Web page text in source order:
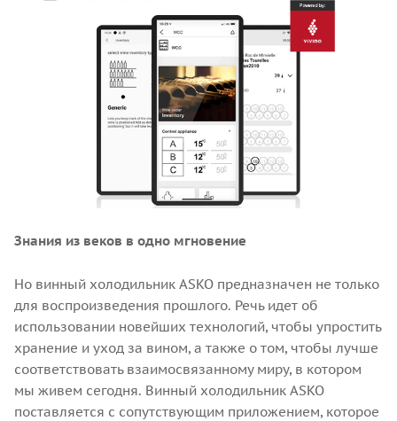
Знания из веков в одно мгновение
Но винный холодильник ASKO предназначен не только
для воспроизведения прошлого. Речь идет об
использовании новейших технологий, чтобы упростить
хранение и уход за вином, а также о том, чтобы лучше
соответствовать взаимосвязанному миру, в котором
мы живем сегодня. Винный холодильник ASKO
поставляется с сопутствующим приложением, которое